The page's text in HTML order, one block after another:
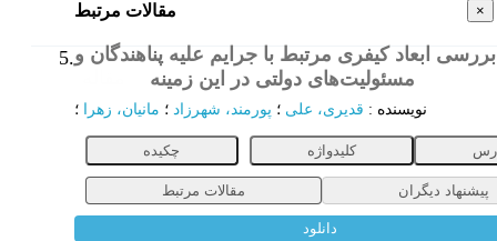
× مقالات مرتبط
5.بررسی ابعاد کیفری مرتبط با جرایم علیه پناهندگان و
مسئولیت‌های دولتی در این زمینه
نویسنده : قدیری، علی ؛ پورمند، شهرزاد ؛ مانيان، زهرا ؛
چکیده کلیدواژه
مقالات مرتبط پیشنهاد دیگران
دانلود